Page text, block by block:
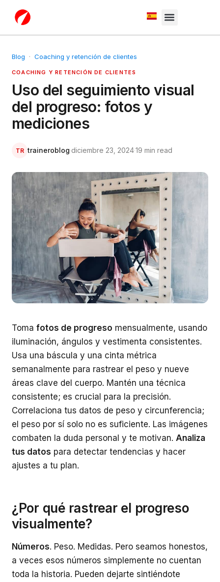
Blog · Coaching y retención de clientes
COACHING Y RETENCIÓN DE CLIENTES
Uso del seguimiento visual
del progreso: fotos y
mediciones
TR traineroblog·diciembre 23, 2024·19 min read
Toma fotos de progreso mensualmente, usando
iluminación, ángulos y vestimenta consistentes.
Usa una báscula y una cinta métrica
semanalmente para rastrear el peso y nueve
áreas clave del cuerpo. Mantén una técnica
consistente; es crucial para la precisión.
Correlaciona tus datos de peso y circunferencia;
el peso por sí solo no es suficiente. Las imágenes
combaten la duda personal y te motivan. Analiza
tus datos para detectar tendencias y hacer
ajustes a tu plan.
¿Por qué rastrear el progreso
visualmente?
Números. Peso. Medidas. Pero seamos honestos,
a veces esos números simplemente no cuentan
toda la historia. Pueden dejarte sintiéndote